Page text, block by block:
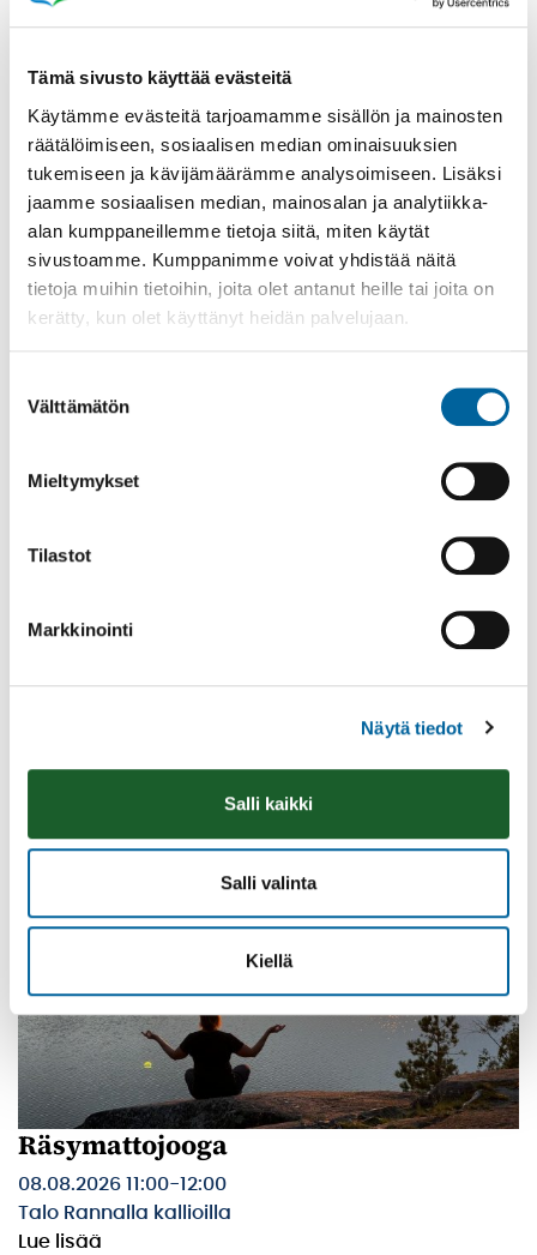
Tämä sivusto käyttää evästeitä
Käytämme evästeitä tarjoamamme sisällön ja mainosten
räätälöimiseen, sosiaalisen median ominaisuuksien
tukemiseen ja kävijämäärämme analysoimiseen. Lisäksi
jaamme sosiaalisen median, mainosalan ja analytiikka-
alan kumppaneillemme tietoja siitä, miten käytät
sivustoamme. Kumppanimme voivat yhdistää näitä
tietoja muihin tietoihin, joita olet antanut heille tai joita on
kerätty, kun olet käyttänyt heidän palvelujaan.
valinta
Välttämätön
Mieltymykset
Tilastot
Markkinointi
Näytä tiedot
Salli kaikki
Salli valinta
Kiellä
Poistomyynti kirjaston aukioloaikana
03.06.2026-31.08.2026
Poppelikatu 10
Lue lisää
08.08.2026 10:00-16:00
Räsymattojooga
08.08.2026 11:00-12:00
Talo Rannalla kallioilla
Lue lisää